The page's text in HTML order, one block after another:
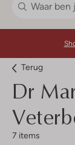
Terug
Dr
7 items